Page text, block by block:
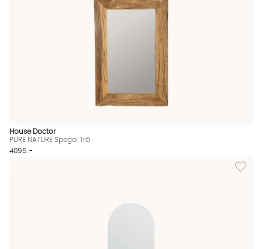
House Doctor
PURE NATURE Spegel Trä
4095 :-
Lägg